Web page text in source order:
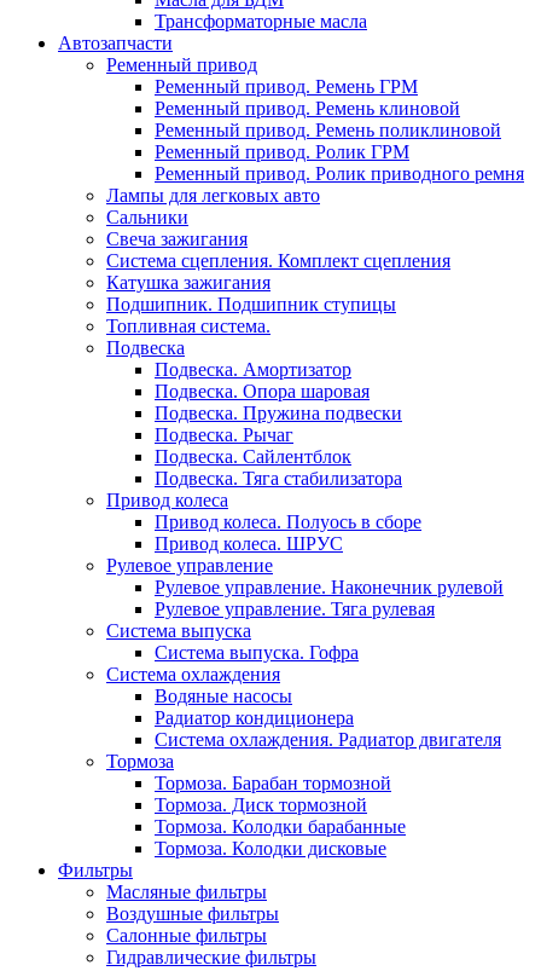
Трансформаторные масла
Автозапчасти
Ременный привод
Ременный привод. Ремень ГРМ
Ременный привод. Ремень клиновой
Ременный привод. Ремень поликлиновой
Ременный привод. Ролик ГРМ
Ременный привод. Ролик приводного ремня
Лампы для легковых авто
Сальники
Свеча зажигания
Система сцепления. Комплект сцепления
Катушка зажигания
Подшипник. Подшипник ступицы
Топливная система.
Подвеска
Подвеска. Амортизатор
Подвеска. Опора шаровая
Подвеска. Пружина подвески
Подвеска. Рычаг
Подвеска. Сайлентблок
Подвеска. Тяга стабилизатора
Привод колеса
Привод колеса. Полуось в сборе
Привод колеса. ШРУС
Рулевое управление
Рулевое управление. Наконечник рулевой
Рулевое управление. Тяга рулевая
Система выпуска
Система выпуска. Гофра
Система охлаждения
Водяные насосы
Радиатор кондиционера
Система охлаждения. Радиатор двигателя
Тормоза
Тормоза. Барабан тормозной
Тормоза. Диск тормозной
Тормоза. Колодки барабанные
Тормоза. Колодки дисковые
Фильтры
Масляные фильтры
Воздушные фильтры
Салонные фильтры
Гидравлические фильтры